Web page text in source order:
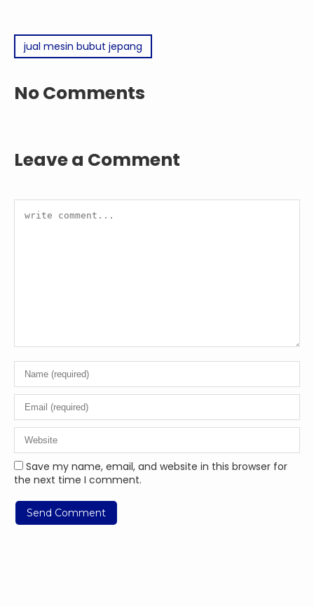
jual mesin bubut jepang
No Comments
Leave a Comment
Save my name, email, and website in this browser for
the next time I comment.